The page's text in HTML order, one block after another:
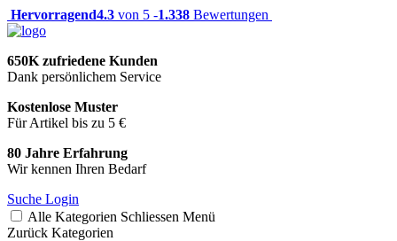
Hervorragend4.3 von 5 -1.338 Bewertungen
650K zufriedene Kunden
Dank persönlichem Service
Kostenlose Muster
Für Artikel bis zu 5 €
80 Jahre Erfahrung
Wir kennen Ihren Bedarf
Suche Login
Alle Kategorien Schliessen Menü
Zurück Kategorien